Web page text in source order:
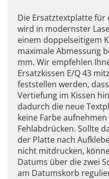
Die Ersatztextplatte für
wird in modernster
einem doppelseitigem
maximale Abmessung
mm. Wir empfehlen
Ersatzkissen E/Q 43
feststellen werden,
Vertiefung im Kissen
dadurch die neue
keine Farbe
Fehlabdrücken. Sollte
der Platte nach
nicht mitdrucken,
Datums über die zwei
am Datumskorb